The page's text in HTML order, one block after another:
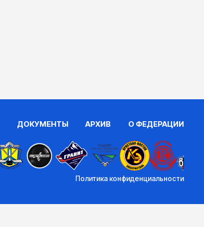
ДОКУМЕНТЫ АРХИВ О ФЕДЕРАЦИИ
Политика конфиденциальности